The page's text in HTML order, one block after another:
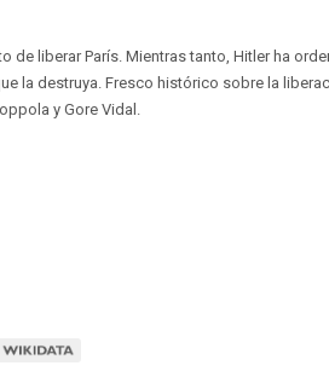
de liberar París. Mientras tanto, Hitler ha
la destruya. Fresco histórico sobre la
y Gore Vidal.